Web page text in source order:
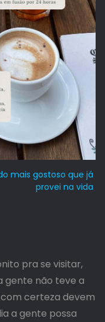
mais gostoso que já
provei na vida
pra se visitar,
gente não teve a
certeza devem
a gente possa